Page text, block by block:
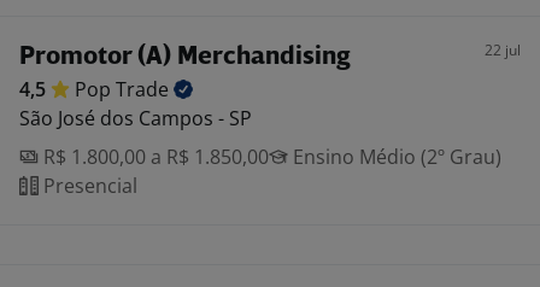
Promotor (A) Merchandising 22 jul
4,5 Pop Trade
São José dos Campos - SP
R$ 1.800,00 a R$ 1.850,00
Ensino Médio (2º Grau)
Presencial